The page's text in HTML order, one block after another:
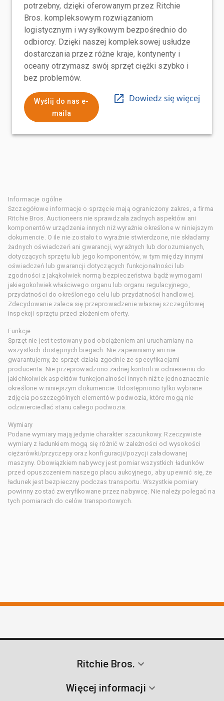
potrzebny, dzięki oferowanym przez Ritchie
Bros. kompleksowym rozwiązaniom
logistycznym i wysyłkowym bezpośrednio do
odbiorcy. Dzięki naszej kompleksowej usłudze
dostarczania przez różne kraje, kontynenty i
oceany otrzymasz swój sprzęt ciężki szybko i
bez problemów.
Wyślij do nas e-
maila
Dowiedz się więcej
Informacje ogólne
Szczegółowe informacje o sprzęcie mają ograniczony zakres, a firma
Ritchie Bros. Auctioneers nie sprawdzała żadnych aspektów ani
komponentów urządzenia innych niż wyraźnie określone w niniejszym
dokumencie. O ile nie zostało to wyraźnie stwierdzone, nie składamy
żadnych oświadczeń ani gwarancji, wyraźnych lub dorozumianych,
dotyczących sprzętu lub jego komponentów, w tym między innymi
oświadczeń lub gwarancji dotyczących funkcjonalności lub
zgodności z jakąkolwiek normą bezpieczeństwa bądź wymogami
jakiegokolwiek właściwego organu lub organu regulacyjnego,
przydatności do określonego celu lub przydatności handlowej.
Zdecydowanie zaleca się przeprowadzenie własnej szczegółowej
inspekcji sprzętu przed złożeniem oferty.
Funkcje
Sprzęt nie jest testowany pod obciążeniem ani uruchamiany na
wszystkich dostępnych biegach. Nie zapewniamy ani nie
gwarantujemy, że sprzęt działa zgodnie ze specyfikacjami
producenta. Nie przeprowadzono żadnej kontroli w odniesieniu do
jakichkolwiek aspektów funkcjonalności innych niż te jednoznacznie
określone w niniejszym dokumencie. Udostępniono tylko wybrane
zdjęcia poszczególnych elementów podwozia, które mogą nie
odzwierciedlać stanu całego podwozia.
Wymiary
Podane wymiary mają jedynie charakter szacunkowy. Rzeczywiste
wymiary z ładunkiem mogą się różnić w zależności od wysokości
ciężarówki/przyczepy oraz konfiguracji/pozycji załadowanej
maszyny. Obowiązkiem nabywcy jest pomiar wszystkich ładunków
przed opuszczeniem naszego placu aukcyjnego, aby upewnić się, że
ładunek jest bezpieczny podczas transportu. Wszystkie pomiary
powinny zostać zweryfikowane przez nabywcę. Nie należy polegać na
tych pomiarach do celów transportowych.
Ritchie Bros.
Więcej informacji